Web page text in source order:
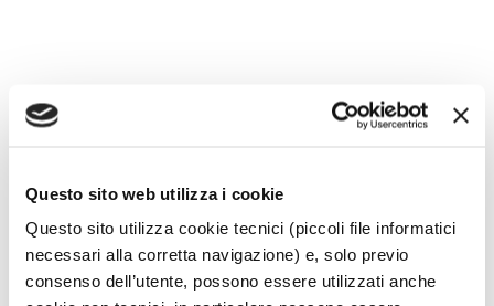
Questo sito web utilizza i cookie
Questo sito utilizza cookie tecnici (piccoli file informatici
necessari alla corretta navigazione) e, solo previo
consenso dell’utente, possono essere utilizzati anche